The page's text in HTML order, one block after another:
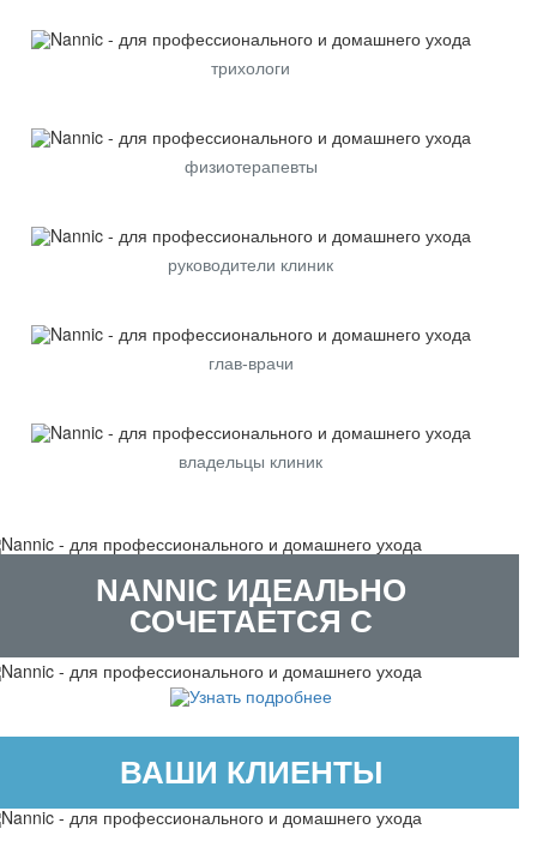
трихологи
физиотерапевты
руководители клиник
глав-врачи
владельцы клиник
NANNIC ИДЕАЛЬНО
СОЧЕТАЕТСЯ С
ВАШИ КЛИЕНТЫ